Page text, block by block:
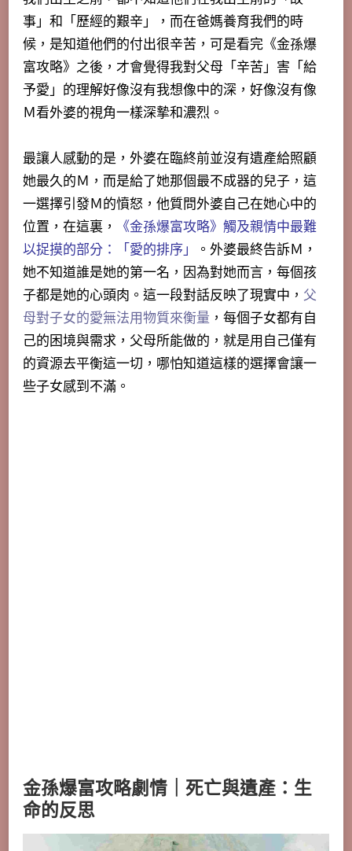
事」和「歷經的艱辛」，而在爸媽養育我們的時
候，是知道他們的付出很辛苦，可是看完《金孫爆
富攻略》之後，才會覺得我對父母「辛苦」害「給
予愛」的理解好像沒有我想像中的深，好像沒有像
Ｍ看外婆的視角一樣深摯和濃烈。
最讓人感動的是，外婆在臨終前並沒有遺產給照顧
她最久的Ｍ，而是給了她那個最不成器的兒子，這
一選擇引發Ｍ的憤怒，他質問外婆自己在她心中的
位置，在這裏，
《金孫爆富攻略》觸及親情中最難
以捉摸的部分：「愛的排序」
。外婆最終告訴Ｍ，
她不知道誰是她的第一名，因為對她而言，每個孩
子都是她的心頭肉。這一段對話反映了現實中， 父
母對子女的愛無法用物質來衡量 ，每個子女都有自
己的困境與需求，父母所能做的，就是用自己僅有
的資源去平衡這一切，哪怕知道這樣的選擇會讓一
些子女感到不滿。
金孫爆富攻略劇情｜死亡與遺產：生
命的反思